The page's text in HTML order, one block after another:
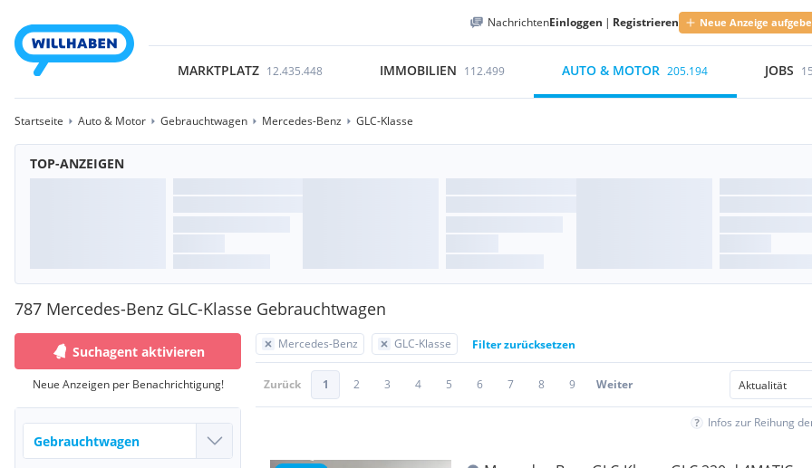
NachrichtenEinloggen | Registrieren Neue Anzeige
MARKTPLATZ 12.435.448 IMMOBILIEN 112.499 AUTO & MOTOR 205.194 JOBS
Startseite Auto & Motor Gebrauchtwagen Mercedes-Benz GLC-Klasse
TOP-ANZEIGEN
787 Mercedes-Benz GLC-Klasse Gebrauchtwagen
Mercedes-Benz GLC-Klasse Filter zurücksetzen
Zurück 1 2 3 4 5 6 7 8 9 Weiter
Infos zur Reihung
Suchagent aktivieren
Neue Anzeigen per Benachrichtigung!